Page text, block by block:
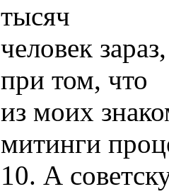
тысяч
человек
при том, что
из моих
митинги
10. А